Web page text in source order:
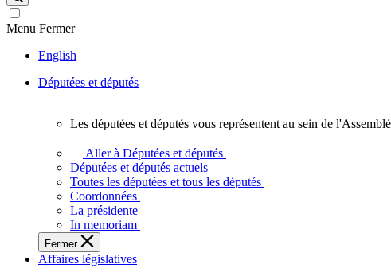
site
Menu Fermer
English
Députées et députés
députées
députés
vous
représentent
sein
de
l'Assemblée
Les députées et députés vous représentent au sein de
Aller à Députées et députés
Députées et députés actuels
Toutes les députées et tous les députés
Coordonnées
La présidente
In memoriam
Fermer
Affaires législatives